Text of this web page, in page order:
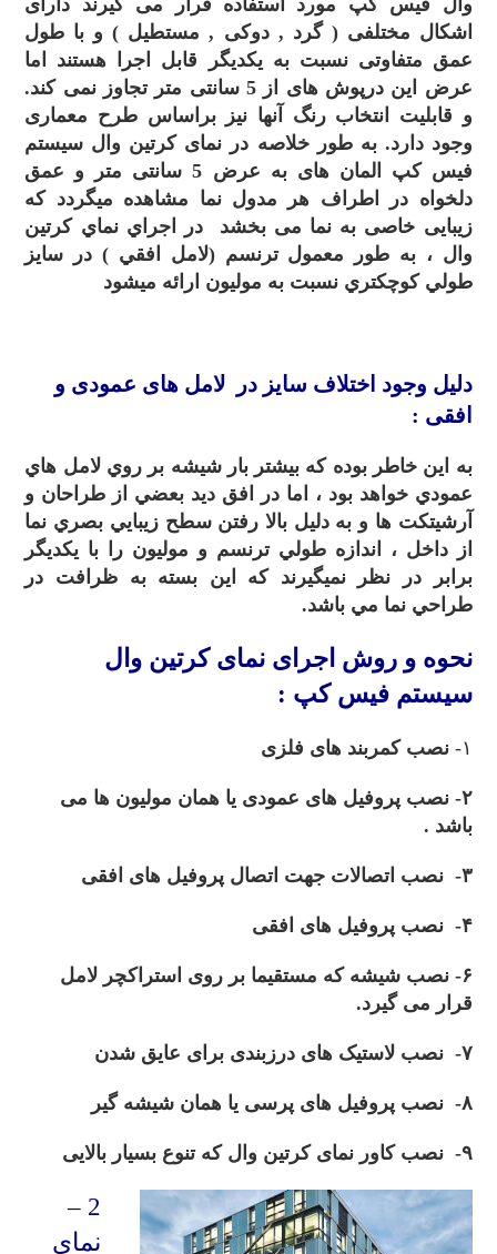
اشکال مختلفی ( گرد , دوکی , مستطیل ) و با طول
عمق متفاوتی نسبت به یکدیگر قابل اجرا هستند اما
عرض این درپوش های از 5 سانتی متر تجاوز نمی کند.
و قابلیت انتخاب رنگ آنها نیز براساس طرح معماری
وجود دارد. به طور خلاصه در نمای کرتین وال سیستم
فیس کپ المان های به عرض 5 سانتی متر و عمق
دلخواه در اطراف هر مدول نما مشاهده میگردد که
زیبایی خاصی به نما می بخشد در اجراي نماي کرتين
وال ، به طور معمول ترنسم (لامل افقي ) در سايز
طولي کوچکتري نسبت به موليون ارائه ميشود
دلیل وجود اختلاف سايز در لامل های عمودی و
افقی :
به اين خاطر بوده که بيشتر بار شيشه بر روي لامل هاي
عمودي خواهد بود ، اما در افق ديد بعضي از طراحان و
آرشيتکت ها و به دليل بالا رفتن سطح زيبايي بصري نما
از داخل ، اندازه طولي ترنسم و موليون را با يکديگر
برابر در نظر نميگيرند که اين بسته به ظرافت در
طراحي نما مي باشد.
نحوه و روش اجرای نمای کرتین وال
سیستم فیس کپ :
۱- نصب کمربند های فلزی
۲- نصب پروفیل های عمودی یا همان مولیون ها می
باشد .
۳- نصب اتصالات جهت اتصال پروفیل های افقی
۴- نصب پروفیل های افقی
۶- نصب شیشه که مستقیما بر روی استراکچر لامل
قرار می گیرد.
۷- نصب لاستیک های درزبندی برای عایق شدن
۸- نصب پروفیل های پرسی یا همان شیشه گیر
۹- نصب کاور نمای کرتین وال که تنوع بسیار بالایی
2 –
نمای